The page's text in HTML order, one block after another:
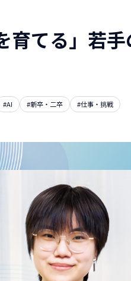
育てる」若
#AI #新卒・二卒 #仕事・挑戦